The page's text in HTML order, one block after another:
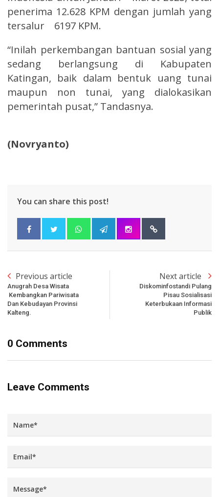
penerima 12.628 KPM dengan jumlah yang
tersalur 6197 KPM.
“Inilah perkembangan bantuan sosial yang
sedang berlangsung di Kabupaten
Katingan, baik dalam bentuk uang tunai
maupun non tunai, yang dialokasikan
pemerintah pusat,” Tandasnya.
(Novryanto)
You can share this post!
Previous article
Anugrah Desa Wisata
Kembangkan Pariwisata
Dan Kebudayan Provinsi
Kalteng.
Next article
Diskominfostandi Pulang
Pisau Sosialisasi
Keterbukaan Informasi
Publik
0 Comments
Leave Comments